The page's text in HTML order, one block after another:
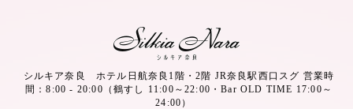
シルキア奈良 ホテル日航奈良1階・2階 JR奈良駅西口スグ 営業時
間：8:00 - 20:00（鶴すし 11:00～22:00・Bar OLD TIME 17:00～
24:00）